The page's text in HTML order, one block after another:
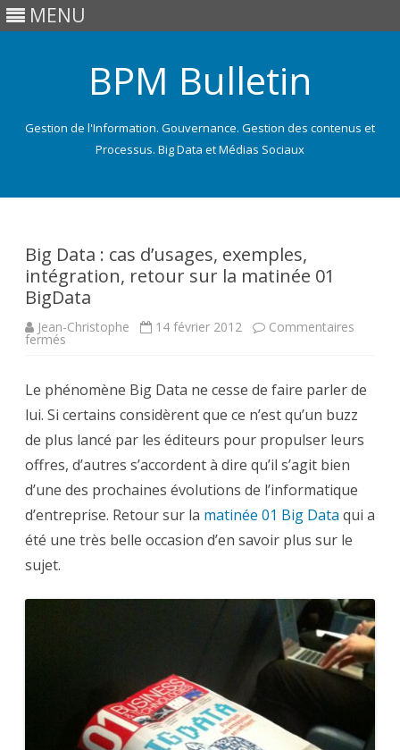
MENU
BPM Bulletin
Gestion de l'Information. Gouvernance. Gestion des contenus et
Processus. Big Data et Médias Sociaux
Big Data : cas d’usages, exemples,
intégration, retour sur la matinée 01
BigData
Jean-Christophe 14 février 2012 Commentaires
fermés
cas
d’usages,
exemples,
intégration,
retour
sur
la
matinée
01
BigData
Le phénomène Big Data ne cesse de faire parler de
lui. Si certains considèrent que ce n’est qu’un buzz
de plus lancé par les éditeurs pour propulser leurs
offres, d’autres s’accordent à dire qu’il s’agit bien
d’une des prochaines évolutions de l’informatique
d’entreprise. Retour sur la matinée 01 Big Data qui a
été une très belle occasion d’en savoir plus sur le
sujet.